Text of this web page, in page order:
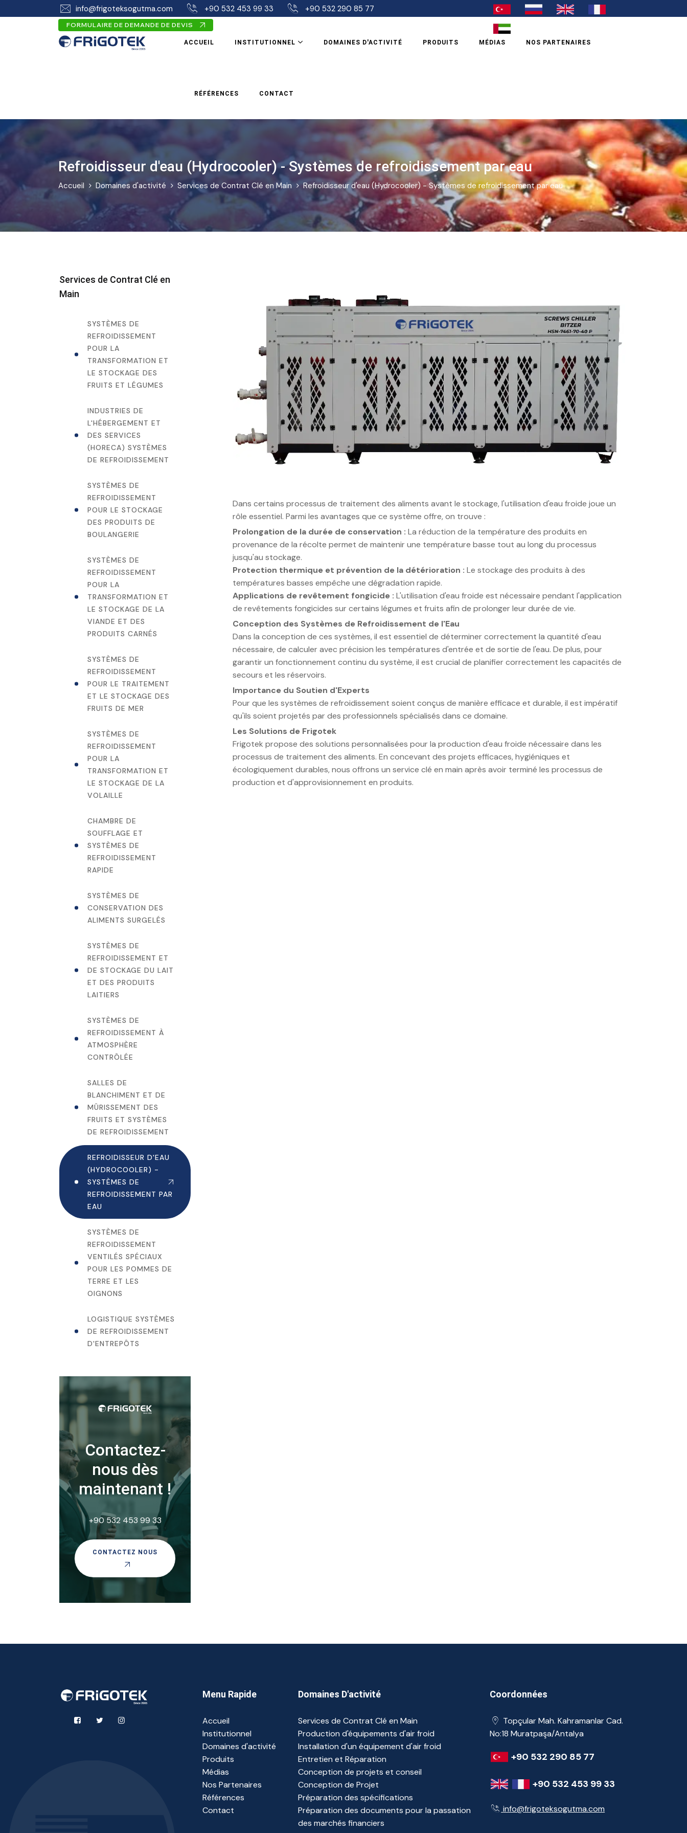
info@frigoteksogutma.com +90 532 453 99 33 +90 532 290 85 77
FORMULAIRE DE DEMANDE DE DEVIS
ACCUEIL INSTITUTIONNEL DOMAINES D'ACTIVITÉ PRODUITS MÉDIAS NOS PARTENAIRES
RÉFÉRENCES CONTACT
Refroidisseur d'eau (Hydrocooler) - Systèmes de refroidissement par eau
Accueil Domaines d'activité Services de Contrat Clé en Main Refroidisseur d'eau (Hydrocooler) - Systèmes de refroidissement par eau
Services de Contrat Clé en
Main
SYSTÈMES DE
REFROIDISSEMENT
POUR LA
TRANSFORMATION ET
LE STOCKAGE DES
FRUITS ET LÉGUMES
INDUSTRIES DE
L'HÉBERGEMENT ET
DES SERVICES
(HORECA) SYSTÈMES
DE REFROIDISSEMENT
SYSTÈMES DE
REFROIDISSEMENT
POUR LE STOCKAGE
DES PRODUITS DE
BOULANGERIE
SYSTÈMES DE
REFROIDISSEMENT
POUR LA
TRANSFORMATION ET
LE STOCKAGE DE LA
VIANDE ET DES
PRODUITS CARNÉS
SYSTÈMES DE
REFROIDISSEMENT
POUR LE TRAITEMENT
ET LE STOCKAGE DES
FRUITS DE MER
SYSTÈMES DE
REFROIDISSEMENT
POUR LA
TRANSFORMATION ET
LE STOCKAGE DE LA
VOLAILLE
CHAMBRE DE
SOUFFLAGE ET
SYSTÈMES DE
REFROIDISSEMENT
RAPIDE
SYSTÈMES DE
CONSERVATION DES
ALIMENTS SURGELÉS
SYSTÈMES DE
REFROIDISSEMENT ET
DE STOCKAGE DU LAIT
ET DES PRODUITS
LAITIERS
SYSTÈMES DE
REFROIDISSEMENT À
ATMOSPHÈRE
CONTRÔLÉE
SALLES DE
BLANCHIMENT ET DE
MÛRISSEMENT DES
FRUITS ET SYSTÈMES
DE REFROIDISSEMENT
REFROIDISSEUR D'EAU
(HYDROCOOLER) -
SYSTÈMES DE
REFROIDISSEMENT PAR
EAU
SYSTÈMES DE
REFROIDISSEMENT
VENTILÉS SPÉCIAUX
POUR LES POMMES DE
TERRE ET LES
OIGNONS
LOGISTIQUE SYSTÈMES
DE REFROIDISSEMENT
D'ENTREPÔTS
Contactez-
nous dès
maintenant !
+90 532 453 99 33
CONTACTEZ NOUS
Dans certains processus de traitement des aliments avant le stockage, l'utilisation d'eau froide joue un
rôle essentiel. Parmi les avantages que ce système offre, on trouve :
Prolongation de la durée de conservation : La réduction de la température des produits en
provenance de la récolte permet de maintenir une température basse tout au long du processus
jusqu'au stockage.
Protection thermique et prévention de la détérioration : Le stockage des produits à des
températures basses empêche une dégradation rapide.
Applications de revêtement fongicide : L'utilisation d'eau froide est nécessaire pendant l'application
de revêtements fongicides sur certains légumes et fruits afin de prolonger leur durée de vie.
Conception des Systèmes de Refroidissement de l'Eau
Dans la conception de ces systèmes, il est essentiel de déterminer correctement la quantité d'eau
nécessaire, de calculer avec précision les températures d'entrée et de sortie de l'eau. De plus, pour
garantir un fonctionnement continu du système, il est crucial de planifier correctement les capacités de
secours et les réservoirs.
Importance du Soutien d'Experts
Pour que les systèmes de refroidissement soient conçus de manière efficace et durable, il est impératif
qu'ils soient projetés par des professionnels spécialisés dans ce domaine.
Les Solutions de Frigotek
Frigotek propose des solutions personnalisées pour la production d'eau froide nécessaire dans les
processus de traitement des aliments. En concevant des projets efficaces, hygiéniques et
écologiquement durables, nous offrons un service clé en main après avoir terminé les processus de
production et d'approvisionnement en produits.
Menu Rapide
Accueil
Institutionnel
Domaines d'activité
Produits
Médias
Nos Partenaires
Références
Contact
Domaines D'activité
Services de Contrat Clé en Main
Production d'équipements d'air froid
Installation d'un équipement d'air froid
Entretien et Réparation
Conception de projets et conseil
Conception de Projet
Préparation des spécifications
Préparation des documents pour la passation
des marchés financiers
Coordonnées
Topçular Mah. Kahramanlar Cad.
No:18 Muratpaşa/Antalya
+90 532 290 85 77
+90 532 453 99 33
info@frigoteksogutma.com